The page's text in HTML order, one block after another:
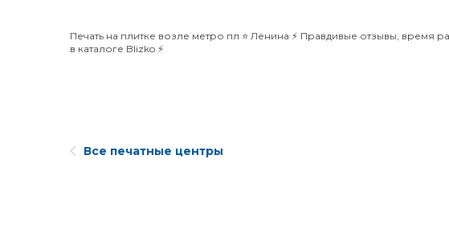
Печать на плитке возле метро пл ⭐️ Ленина ⚡️ Правдивые отзывы,
в каталоге Blizko ⚡️
Все печатные центры